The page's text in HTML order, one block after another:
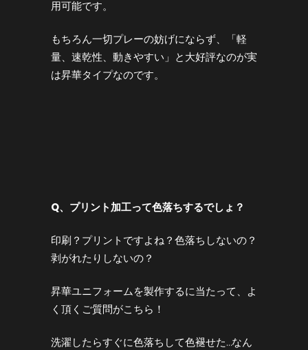
用可能です。
もちろん一切プレーの妨げにならず、「軽
量、速乾性、動きやすい」と大好評なのが実
は昇華タイプなのです。
Q、プリント加工って色落ちするでしょ？
印刷？プリントですよね？色落ちしないの？
剥がれたりしないの？
昇華ユニフォームを製作するに当たって、よ
く頂くご質問がこちら！
洗濯したらすぐに色落ちして色褪せた…なん